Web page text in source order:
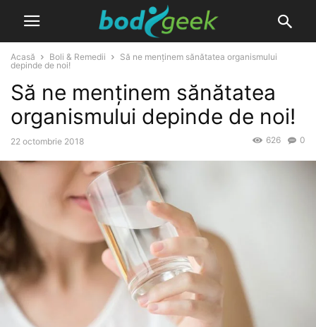
Acasă Boli & Remedii
Să ne menținem sănătatea organismului
depinde de noi!
Să ne menținem sănătatea
organismului depinde de noi!
22 octombrie 2018 0
626